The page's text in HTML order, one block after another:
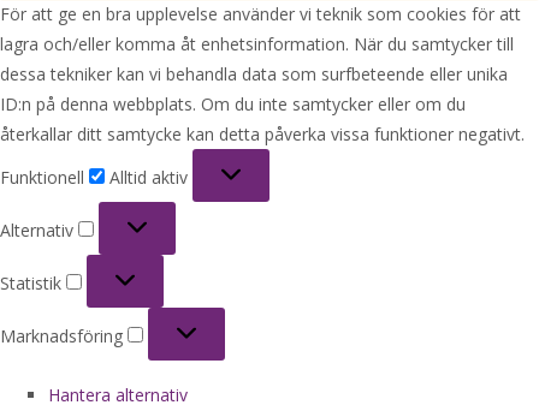
För att ge en bra upplevelse använder vi teknik som cookies för att
lagra och/eller komma åt enhetsinformation. När du samtycker till
dessa tekniker kan vi behandla data som surfbeteende eller unika
ID:n på denna webbplats. Om du inte samtycker eller om du
återkallar ditt samtycke kan detta påverka vissa funktioner negativt.
Funktionell
Alltid aktiv
Alternativ
Statistik
Marknadsföring
Hantera alternativ